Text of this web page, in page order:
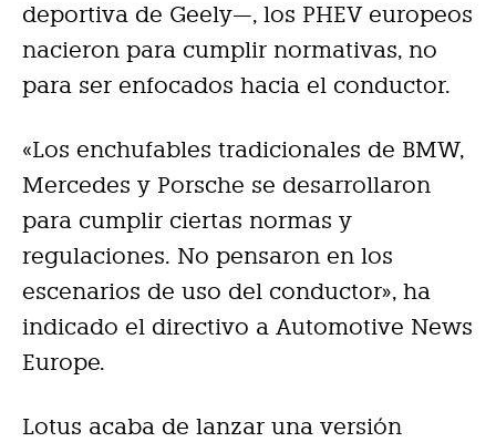
deportiva de Geely—, los PHEV europeos
nacieron para cumplir normativas, no
para ser enfocados hacia el conductor.
«Los enchufables tradicionales de BMW,
Mercedes y Porsche se desarrollaron
para cumplir ciertas normas y
regulaciones. No pensaron en los
escenarios de uso del conductor», ha
indicado el directivo a Automotive News
Europe.
Lotus acaba de lanzar una versión